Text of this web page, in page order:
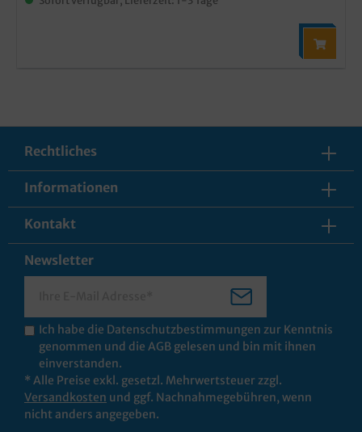
Rechtliches
Informationen
Kontakt
Newsletter
Ich habe die Datenschutzbestimmungen zur Kenntnis
genommen und die AGB gelesen und bin mit ihnen
einverstanden.
* Alle Preise exkl. gesetzl. Mehrwertsteuer zzgl.
Versandkosten und ggf. Nachnahmegebühren, wenn
nicht anders angegeben.